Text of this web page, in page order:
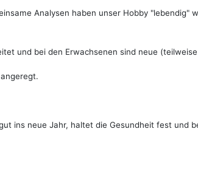
Analysen haben unser Hobby
und bei den Erwachsenen sind neue
ins neue Jahr, haltet die Gesundheit fest und